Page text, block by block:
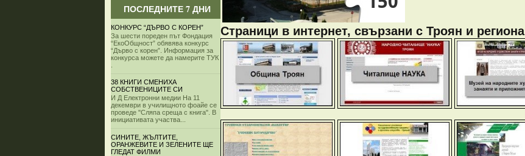
ПОСЛЕДНИТЕ 7 ДНИ
КОНКУРС “ДЪРВО С КОРЕН”
За шести пореден път Фондация
“ЕкоОбщност” обявява конкурс
“Дърво с корен”. Информация за
конкурса можете да намерите ТУК
38 КНИГИ СМЕНИХА
СОБСТВЕНИЦИТЕ СИ
И Д Електронни медии На 11
декември в училищното фоайе се
проведе "Сляпа среща с книга". В
инициативата участва...
СИНИТЕ, ЖЪЛТИТЕ,
ОРАНЖЕВИТЕ И ЗЕЛЕНИТЕ ЩЕ
ГЛЕДАТ ФИЛМИ
Страници в интернет, свързани с Троян и региона